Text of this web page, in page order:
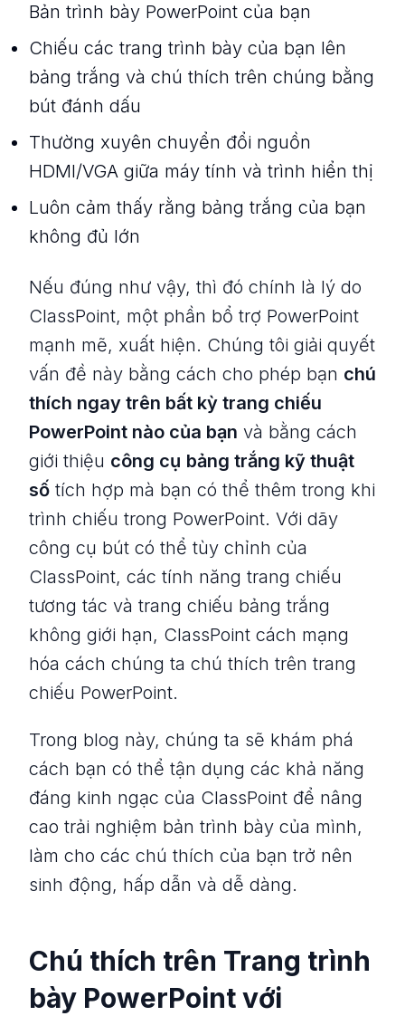
Bản trình bày PowerPoint của bạn
Chiếu các trang trình bày của bạn lên
bảng trắng và chú thích trên chúng bằng
bút đánh dấu
Thường xuyên chuyển đổi nguồn
HDMI/VGA giữa máy tính và trình hiển thị
Luôn cảm thấy rằng bảng trắng của bạn
không đủ lớn
Nếu đúng như vậy, thì đó chính là lý do
ClassPoint, một phần bổ trợ PowerPoint
mạnh mẽ, xuất hiện. Chúng tôi giải quyết
vấn đề này bằng cách cho phép bạn chú
thích ngay trên bất kỳ trang chiếu
PowerPoint nào của bạn và bằng cách
giới thiệu công cụ bảng trắng kỹ thuật
số tích hợp mà bạn có thể thêm trong khi
trình chiếu trong PowerPoint. Với dãy
công cụ bút có thể tùy chỉnh của
ClassPoint, các tính năng trang chiếu
tương tác và trang chiếu bảng trắng
không giới hạn, ClassPoint cách mạng
hóa cách chúng ta chú thích trên trang
chiếu PowerPoint.
Trong blog này, chúng ta sẽ khám phá
cách bạn có thể tận dụng các khả năng
đáng kinh ngạc của ClassPoint để nâng
cao trải nghiệm bản trình bày của mình,
làm cho các chú thích của bạn trở nên
sinh động, hấp dẫn và dễ dàng.
Chú thích trên Trang trình
bày PowerPoint với